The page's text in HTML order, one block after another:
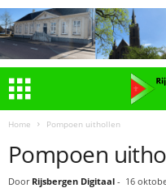
Home Pompoen uithollen
Pompoen
Door Rijsbergen Digitaal - 16